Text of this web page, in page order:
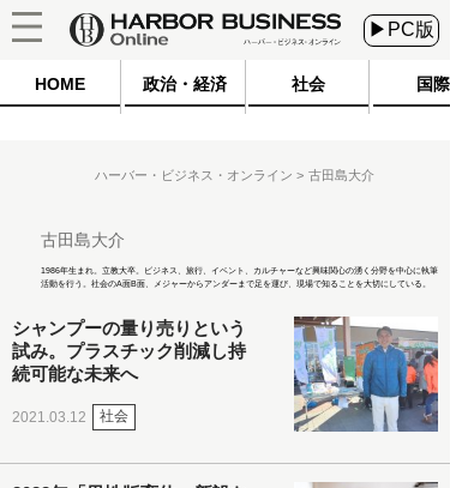
▶PC版
HOME 政治・経済 社会 国際
ハーバー・ビジネス・オンライン 古田島大介
古田島大介
1986年生まれ。立教大卒。ビジネス、旅行、イベント、カルチャーなど興味関心の湧く分野を中心に執筆
活動を行う。社会のA面B面、メジャーからアンダーまで足を運び、現場で知ることを大切にしている。
シャンプーの量り売りという
試み。プラスチック削減し持
続可能な未来へ
2021.03.12 社会